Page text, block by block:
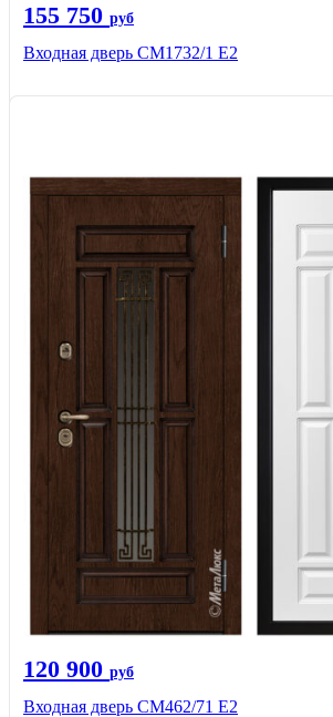
155 750 руб
Входная дверь СМ1732/1 Е2
120 900 руб
Входная дверь СМ462/71 Е2